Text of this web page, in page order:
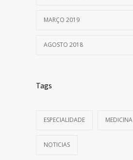
MARÇO 2019
AGOSTO 2018
Tags
ESPECIALIDADE MEDICINA
NOTICIAS